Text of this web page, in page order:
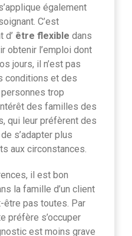
également
C’est
d’ être flexible dans
obtenir l’emploi dont
jours, il n’est pas
conditions et des
trop
des familles des
qui leur préfèrent des
s’adapter plus
aux circonstances.
il est bon
la famille d’un client
pas toutes. Par
préfère s’occuper
est moins grave